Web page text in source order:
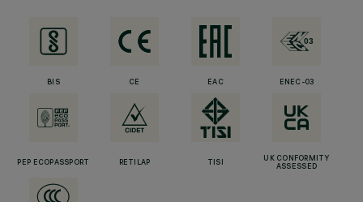
BIS CE EAC ENEC-03
PEP ECOPASSPORT RETILAP TISI
UK CONFORMITY
ASSESSED